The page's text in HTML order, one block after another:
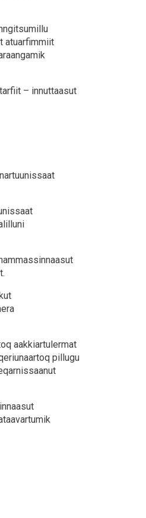
atuarfimmiit
– innuttaasut
aakkiartulermat
pillugu